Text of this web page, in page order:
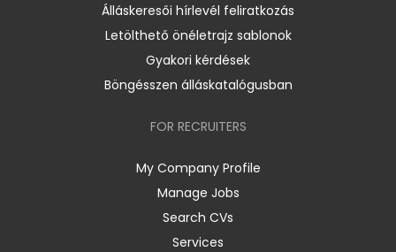
Álláskeresői hírlevél feliratkozás
Letölthető önéletrajz sablonok
Gyakori kérdések
Böngésszen álláskatalógusban
FOR RECRUITERS
My Company Profile
Manage Jobs
Search CVs
Services